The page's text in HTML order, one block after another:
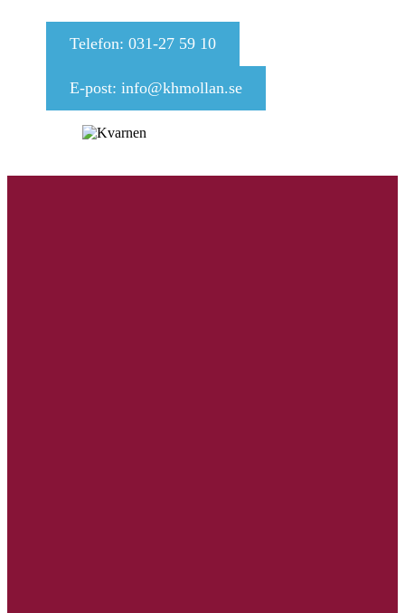
Telefon: 031-27 59 10
E-post: info@khmollan.se